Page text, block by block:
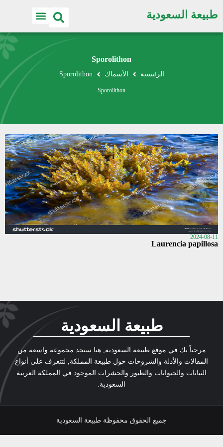
طبيعة السعودية
Sporolithon
الرئيسية الأسماك Sporolithon
Sporolithon
2024-08-11
Laurencia papillosa
طبيعة السعودية
مرحباً بك في موقع طبيعة السعودية, هنا ستجد مجموعة واسعة من
المقالات والأدلة والشروحات حول طبيعة المملكة, لتتعرف على أنواع
النباتات والحيوانات والطيور والحشرات الموجود في المملكة العربية
السعودية.
جميع الحقوق محفوظة طبيعة السعودية